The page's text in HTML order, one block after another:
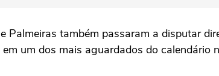
Palmeiras também passaram a disputar
um dos mais aguardados do calendário